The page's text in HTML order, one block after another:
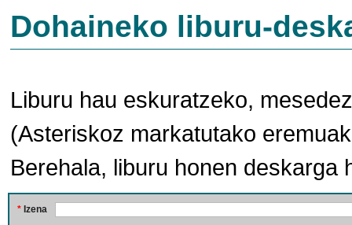
Dohaineko liburu-
Liburu hau eskuratzeko,
(Asteriskoz markatutako
Berehala, liburu honen deskarga
* Izena